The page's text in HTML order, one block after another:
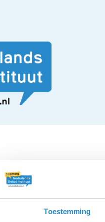
Toestemming